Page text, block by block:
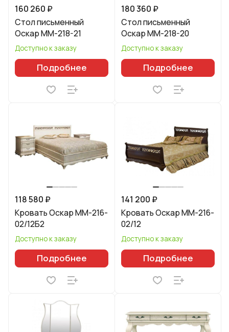
160 260 ₽
Стол письменный
Оскар ММ-218-21
Доступно к заказу
Подробнее
180 360 ₽
Стол письменный
Оскар ММ-218-20
Доступно к заказу
Подробнее
118 580 ₽
Кровать Оскар ММ-216-
02/12Б2
Доступно к заказу
Подробнее
141 200 ₽
Кровать Оскар ММ-216-
02/12
Доступно к заказу
Подробнее